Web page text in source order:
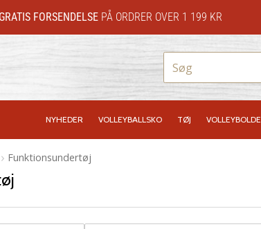
GRATIS FORSENDELSE PÅ ORDRER OVER 1 199 KR
NYHEDER VOLLEYBALLSKO TØJ VOLLEYBOLDE
Funktionsundertøj